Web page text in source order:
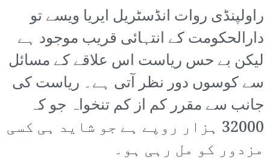
راولپنڈی روات انڈسٹریل ایریا ویسے تو
دارالحکومت کے انتہائی قریب موجود ہے
لیکن بے حس ریاست اس علاقے کے مسائل
سے کوسوں دور نظر آتی ہے۔ ریاست کی
جانب سے مقرر کم از کم تنخواہ جو کہ
32000 ہزار روپے ہے جو شاید ہی کسی
مزدور کو مل رہی ہو۔